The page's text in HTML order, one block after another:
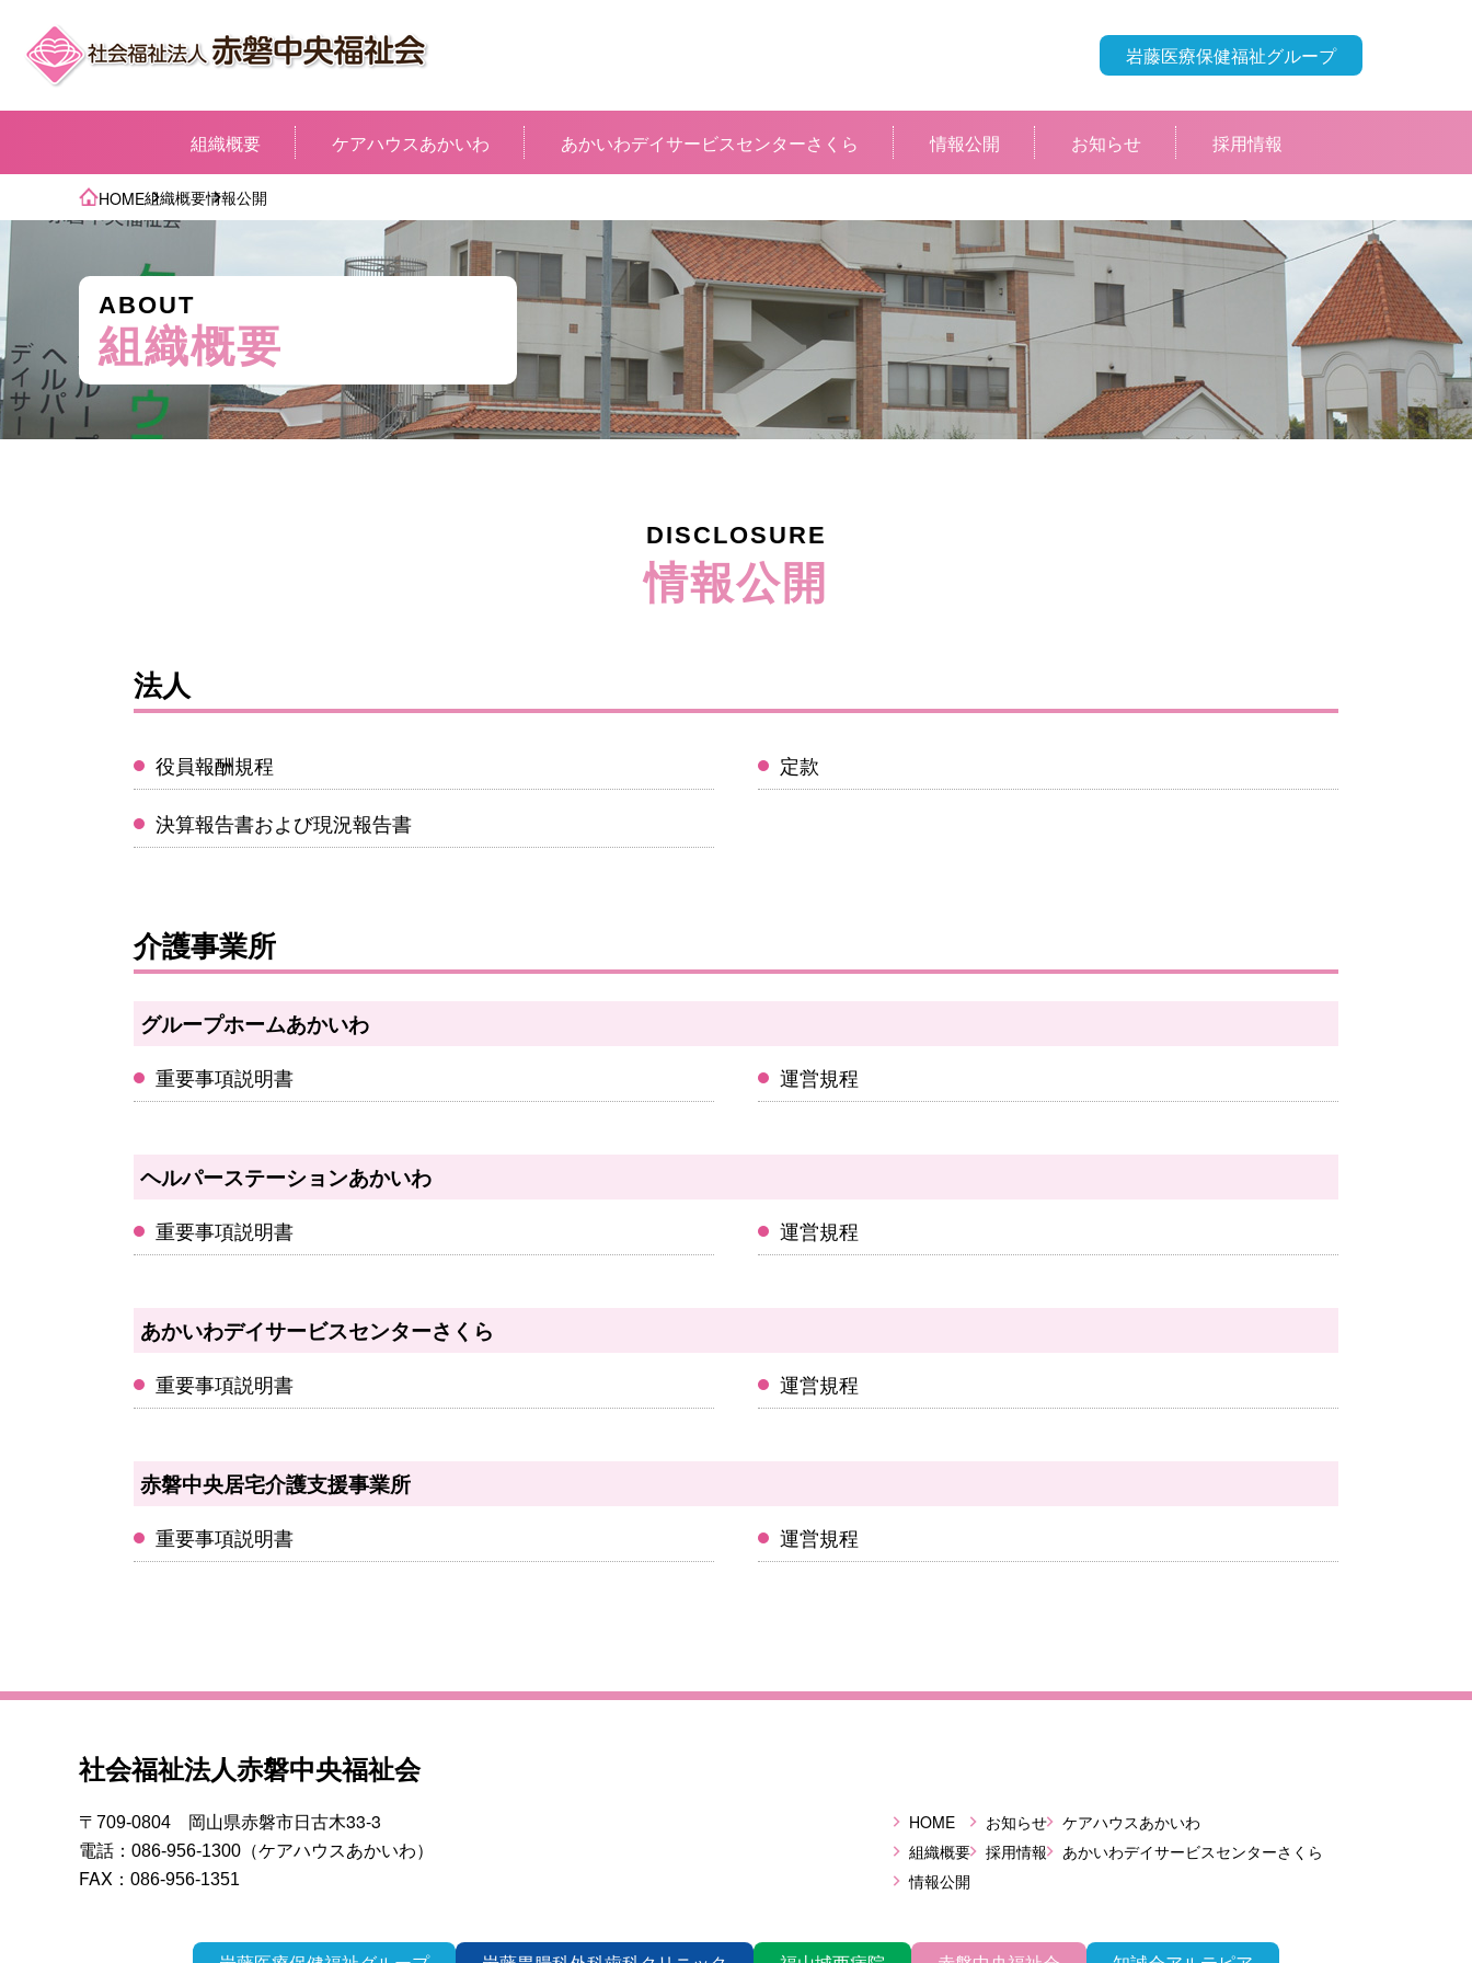
岩藤医療保健福祉グループ
組織概要 ケアハウスあかいわ あかいわデイサービスセンターさくら 情報公開 お知らせ 採用情報
HOME組織概要情報公開
ABOUT
組織概要
DISCLOSURE
情報公開
法人
役員報酬規程 定款
決算報告書および現況報告書
介護事業所
グループホームあかいわ
重要事項説明書 運営規程
ヘルパーステーションあかいわ
重要事項説明書 運営規程
あかいわデイサービスセンターさくら
重要事項説明書 運営規程
赤磐中央居宅介護支援事業所
重要事項説明書 運営規程
社会福祉法人赤磐中央福祉会
〒709-0804
岡山県赤磐市日古木33-3
電話： 086-956-1300 （ケアハウスあかいわ）
FAX： 086-956-1351
HOME
組織概要
情報公開
お知らせ
採用情報
ケアハウスあかいわ
あかいわデイサービスセンターさくら